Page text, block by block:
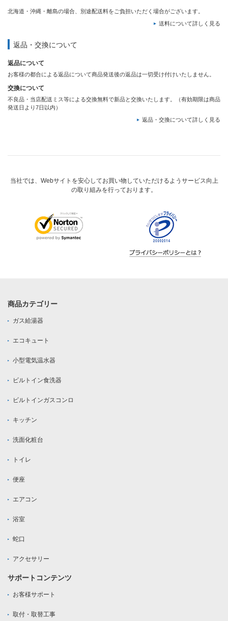
北海道・沖縄・離島の場合、別途配送料をご負担いただく場合がございます。
送料について詳しく見る
返品・交換について
返品について
お客様の都合による返品について商品発送後の返品は一切受け付けいたしません。
交換について
不良品・当店配送ミス等による交換無料で新品と交換いたします。（有効期限は商品
発送日より7日以内）
返品・交換について詳しく見る
当社では、Webサイトを安心してお買い物していただけるようサービス向上
の取り組みを行っております。
商品カテゴリー
ガス給湯器
エコキュート
小型電気温水器
ビルトイン食洗器
ビルトインガスコンロ
キッチン
洗面化粧台
トイレ
便座
エアコン
浴室
蛇口
アクセサリー
サポートコンテンツ
お客様サポート
取付・取替工事